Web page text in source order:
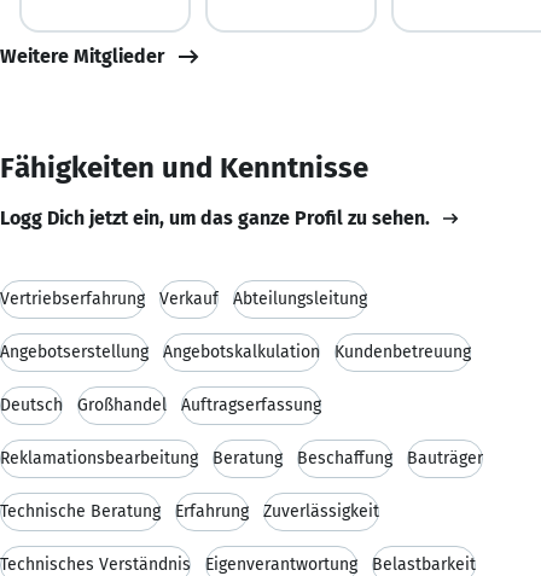
Weitere Mitglieder
Fähigkeiten und Kenntnisse
Logg Dich jetzt ein, um das ganze Profil zu sehen.
Vertriebserfahrung Verkauf Abteilungsleitung
Angebotserstellung Angebotskalkulation Kundenbetreuung
Deutsch Großhandel Auftragserfassung
Reklamationsbearbeitung Beratung Beschaffung Bauträger
Technische Beratung Erfahrung Zuverlässigkeit
Technisches Verständnis Eigenverantwortung Belastbarkeit